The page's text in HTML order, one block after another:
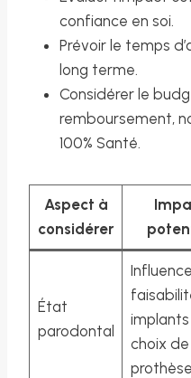
confiance en soi.
Prévoir le temps
long terme.
Considérer le
remboursement,
100% Santé.
Aspect à
considérer
État
parodontal
choix de
prothèse